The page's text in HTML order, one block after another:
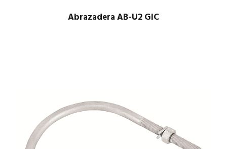
Abrazadera AB-U2 GIC